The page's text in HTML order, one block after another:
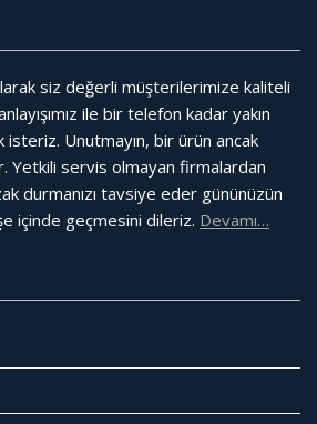
siz değerli müşterilerimize kaliteli
ile bir telefon kadar yakın
Unutmayın, bir ürün ancak
Yetkili servis olmayan firmalardan
durmanızı tavsiye eder gününüzün
içinde geçmesini dileriz. Devamı…